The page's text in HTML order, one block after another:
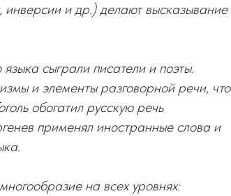
и др.) делают высказывание
сыграли писатели и поэты.
и элементы разговорной речи, что
обогатил русскую речь
применял иностранные слова и
на всех уровнях: